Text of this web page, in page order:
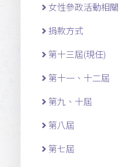
女性參政活動相關
捐款方式
第十三屆(現任)
第十一 、十二 屆
第九、十屆
第八屆
第七屆